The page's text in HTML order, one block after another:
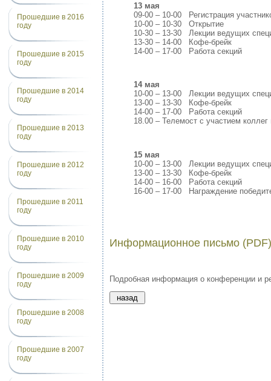
Прошедшие в 2016
году
Прошедшие в 2015
году
Прошедшие в 2014
году
Прошедшие в 2013
году
Прошедшие в 2012
году
Прошедшие в 2011
году
Прошедшие в 2010
году
Прошедшие в 2009
году
Прошедшие в 2008
году
Прошедшие в 2007
году
13 мая
09-00 – 10-00 Регистрация
10-00 – 10-30 Открытие
10-30 – 13-30 Лекции ведущих
13-30 – 14-00 Кофе-брейк
14-00 – 17-00 Работа секций
14 мая
10-00 – 13-00 Лекции ведущих
13-00 – 13-30 Кофе-брейк
14-00 – 17-00 Работа секций
18.00 – Телемост с участием
15 мая
10-00 – 13-00 Лекции ведущих
13-00 – 13-30 Кофе-брейк
14-00 – 16-00 Работа секций
16-00 – 17-00 Награждение
Информационное письмо (PDF)
Подробная информация о конференции и